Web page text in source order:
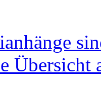
Übersicht